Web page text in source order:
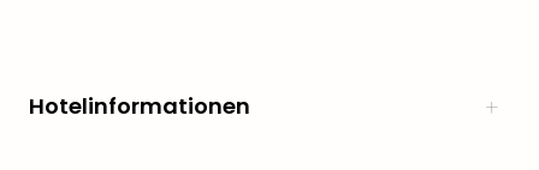
Hotelinformationen